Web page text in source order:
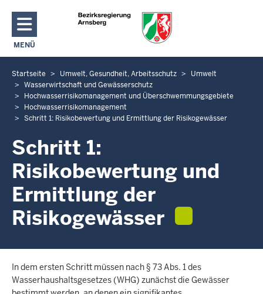
Direkt zum Inhalt
MENÜ
NAVIGATION AKTIVIEREN/DEAKTIVIEREN: HAUPTMENÜ
S
e
b
f
i
n
d
e
n
i
c
h
Startseite Umwelt, Gesundheit, Arbeitsschutz
Umwelt
Wasserwirtschaft und Gewässerschutz
Hochwasserrisikomanagement und Überschwemmungsgebiete
Hochwasserrisikomanagement
Schritt 1: Risikobewertung und Ermittlung der Risikogewässer
Schritt 1:
Risikobewertung und
Ermittlung der
Risikogewässer
In dem ersten Schritt müssen nach § 73 Abs. 1 des
Wasserhaushaltsgesetzes (WHG) zunächst die Gewässer